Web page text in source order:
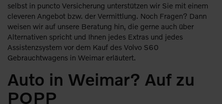
selbst in puncto Versicherung unterstützen wir Sie mit einem
cleveren Angebot bzw. der Vermittlung. Noch Fragen? Dann
weisen wir auf unsere Beratung hin, die gerne auch über
Alternativen spricht und Ihnen jedes Extras und jedes
Assistenzsystem vor dem Kauf des Volvo S60
Gebrauchtwagens in Weimar erläutert.
Auto in Weimar? Auf zu
POPP